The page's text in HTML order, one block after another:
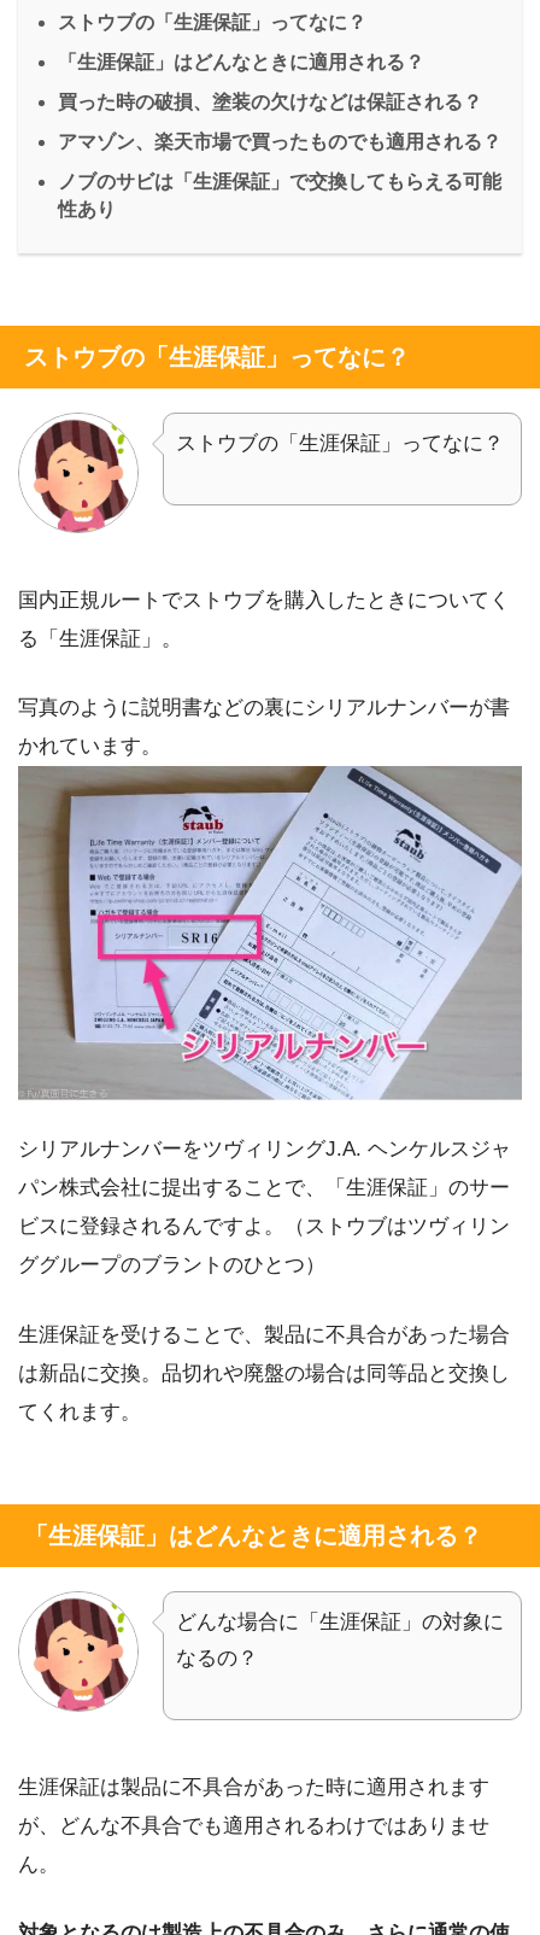
ストウブの「生涯保証」ってなに？
「生涯保証」はどんなときに適用される？
買った時の破損、塗装の欠けなどは保証される？
アマゾン、楽天市場で買ったものでも適用される？
ノブのサビは「生涯保証」で交換してもらえる可能
性あり
ストウブの「生涯保証」ってなに？
ストウブの「生涯保証」ってなに？
国内正規ルートでストウブを購入したときについてく
る「生涯保証」。
写真のように説明書などの裏にシリアルナンバーが書
かれています。
シリアルナンバーをツヴィリングJ.A. ヘンケルスジャ
パン株式会社に提出することで、「生涯保証」のサー
ビスに登録されるんですよ。（ストウブはツヴィリン
ググループのブラントのひとつ）
生涯保証を受けることで、製品に不具合があった場合
は新品に交換。品切れや廃盤の場合は同等品と交換し
てくれます。
「生涯保証」はどんなときに適用される？
どんな場合に「生涯保証」の対象に
なるの？
生涯保証は製品に不具合があった時に適用されます
が、どんな不具合でも適用されるわけではありませ
ん。